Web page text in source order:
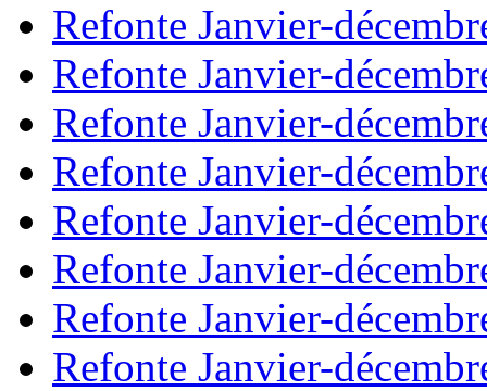
Refonte Janvier-
Refonte Janvier-
Refonte Janvier-
Refonte Janvier-
Refonte Janvier-
Refonte Janvier-
Refonte Janvier-
Refonte Janvier-